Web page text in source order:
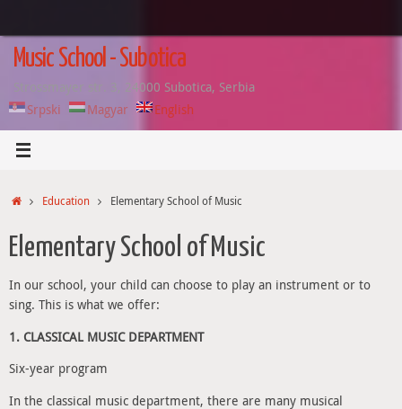
content
Music School - Subotica
Strossmayer str. 3, 24000 Subotica, Serbia
Srpski
Magyar English
HomeEducation Elementary School of Music
Elementary School of Music
In our school, your child can choose to play an instrument or to
sing. This is what we offer:
1. CLASSICAL MUSIC DEPARTMENT
Six-year program
In the classical music department, there are many musical